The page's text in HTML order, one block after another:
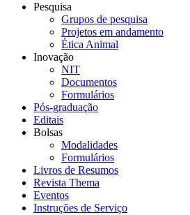
Pesquisa
Grupos de pesquisa
Projetos em andamento
Ética Animal
Inovação
NIT
Documentos
Formulários
Pós-graduação
Editais
Bolsas
Modalidades
Formulários
Livros de Resumos
Revista Thema
Eventos
Instruções de Serviço